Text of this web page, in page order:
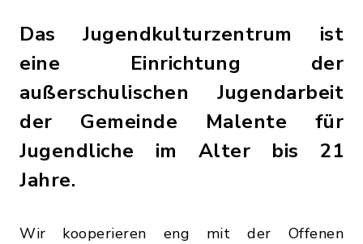
Das Jugendkulturzentrum ist
eine Einrichtung der
außerschulischen Jugendarbeit
der Gemeinde Malente für
Jugendliche im Alter bis 21
Jahre.
Wir kooperieren eng mit der Offenen